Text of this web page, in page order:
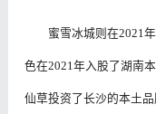
蜜雪冰城则在2021
色在2021年入股了湖南
仙草投资了长沙的本土品